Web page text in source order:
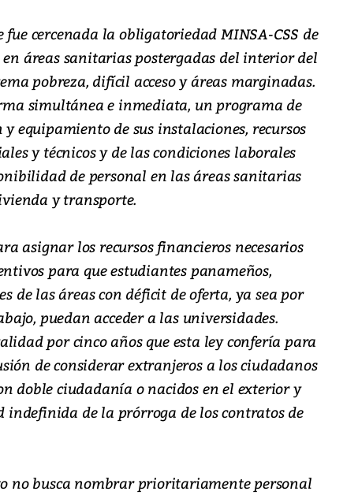
cercenada la obligatoriedad MINSA-CSS de
áreas sanitarias postergadas del interior del
pobreza, difícil acceso y áreas marginadas.
simultánea e inmediata, un programa de
equipamiento de sus instalaciones, recursos
y técnicos y de las condiciones laborales
de personal en las áreas sanitarias
y transporte.
asignar los recursos financieros necesarios
para que estudiantes panameños,
de las áreas con déficit de oferta, ya sea por
puedan acceder a las universidades.
por cinco años que esta ley confería para
de considerar extranjeros a los ciudadanos
doble ciudadanía o nacidos en el exterior y
de la prórroga de los contratos de
no busca nombrar prioritariamente personal